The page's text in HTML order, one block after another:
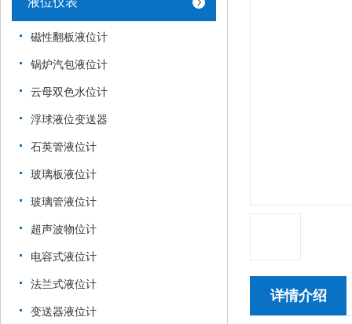
磁性翻板液位计
锅炉汽包液位计
云母双色水位计
浮球液位变送器
石英管液位计
玻璃板液位计
玻璃管液位计
超声波物位计
电容式液位计
法兰式液位计
变送器液位计
详情介绍